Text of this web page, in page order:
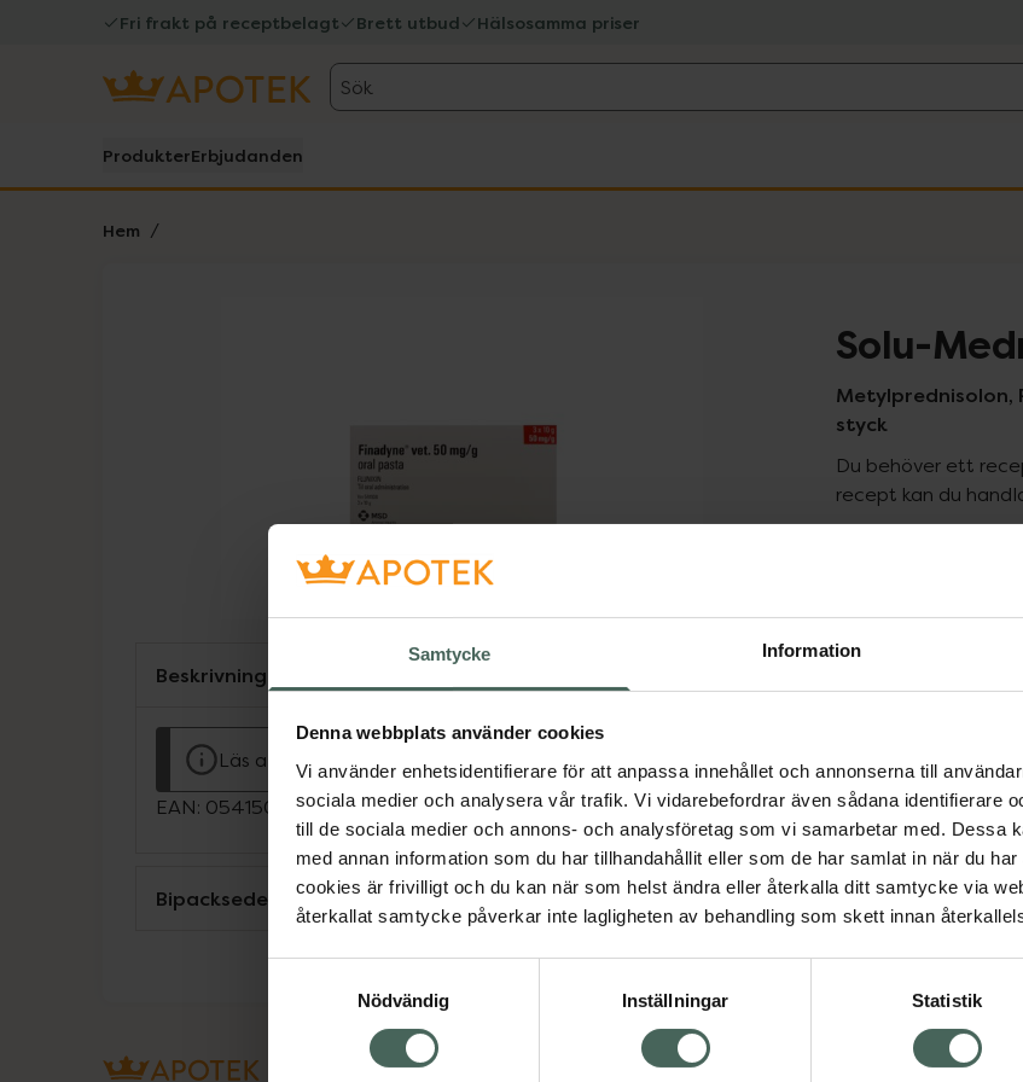
Samtycke Information
Denna webbplats använder cookies
Vi använder enhetsidentifierare för att anpassa innehållet och annonserna till
sociala medier och analysera vår trafik. Vi vidarebefordrar även sådana identifierare
till de sociala medier och annons- och analysföretag som vi samarbetar med. Dessa
med annan information som du har tillhandahållit eller som de har samlat in när du
cookies är frivilligt och du kan när som helst ändra eller återkalla ditt samtycke via
återkallat samtycke påverkar inte lagligheten av behandling som skett innan
Nödvändig
Inställningar Statistik
Fri frakt på receptbelagt Brett utbud Hälsosamma priser
Sök
ProdukterErbjudanden
Hem
Solu-
Metylprednisolon,
styck
Du behöver ett
recept kan du
Aktuella
Beskrivning
Läs alltid bipacksedeln innan användning.
EAN: 05415062314838
Bipacksedel från FASS Visa